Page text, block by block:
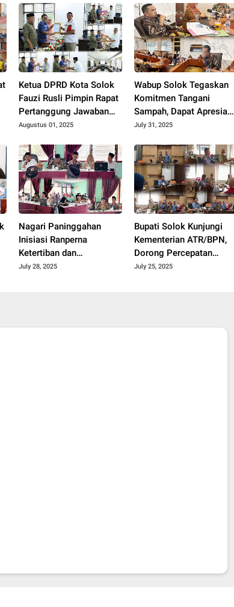
Ketua DPRD Kota Solok
Fauzi Rusli Pimpin Rapat
Pertanggung Jawaban
Pelaksanaan APBD Kota
Augustus 01, 2025
Wabup Solok Tegaskan
Komitmen Tangani
Sampah, Dapat Apresiasi
Kementerian Lingkungan
July 31, 2025
Nagari Paninggahan
Inisiasi Ranperna
Ketertiban dan
Ketentraman Masyarakat
July 28, 2025
Bupati Solok Kunjungi
Kementerian ATR/BPN,
Dorong Percepatan
Revisi Perda RTRW
July 25, 2025